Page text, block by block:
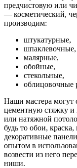
предчистовую или
— косметический,
производим:
штукатурные,
шпаклевочные,
малярные,
обойные,
стекольные,
облицовочные
Наши мастера могут
цементную стяжку и
или натяжной
будь то обои,
декоративные
опытом в
возвести из него
ниши.